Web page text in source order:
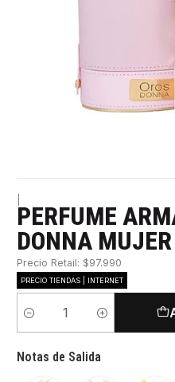
PERFUME
DONNA
Precio Retail: $97.990
PRECIO TIENDAS | INTERNET
Cantidad
Notas de Salida